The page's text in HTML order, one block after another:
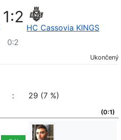
1:2
HC Cassovia KINGS
0:2
Ukončený
: 29 (7 %)
(0:1)